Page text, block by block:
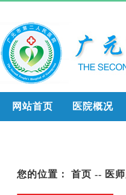
网站首页 医院概况
您的位置： 首页 -- 医